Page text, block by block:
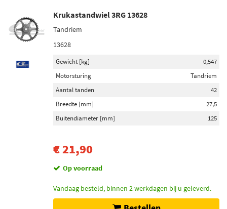
Krukastandwiel 3RG 13628
Tandriem
13628
Gewicht [kg]
0,547
Motorsturing
Tandriem
Aantal tanden
42
Breedte [mm]
27,5
Buitendiameter [mm]
125
€ 21,90
Op voorraad
Vandaag besteld, binnen 2 werkdagen bij u geleverd.